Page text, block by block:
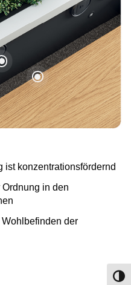
konzentrationsfördernd
in den
der